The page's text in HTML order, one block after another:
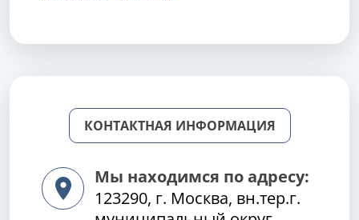
КОНТАКТНАЯ ИНФОРМАЦИЯ
Мы находимся по адресу:
123290, г. Москва, вн.тер.г.